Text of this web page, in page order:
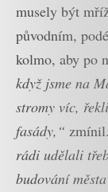
musely být
původním,
kolmo, aby po
když jsme na
stromy víc,
fasády,“ zmínil.
rádi udělali
budování